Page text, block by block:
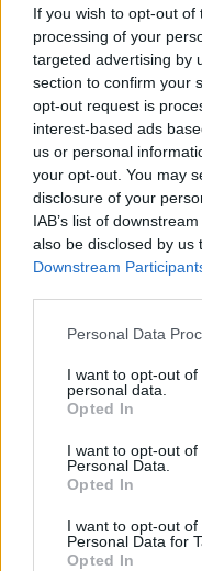
If you wish to opt-out
processing of your
targeted advertising by
section to confirm your
opt-out request is
interest-based ads
us or personal
your opt-out. You may
disclosure of your
IAB’s list of
also be disclosed by us
Downstream
Please note that this
not limited to your visit
grant or deny consent
use your data for
consent section.
Personal Data
I want to opt-out
personal data.
Opted In
I want to opt-out
Personal Data.
Opted In
I want to opt-out
Personal Data for
Opted In
Vágások,
rekordszámú